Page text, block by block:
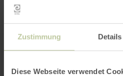
Zustimmung Details
Diese Webseite verwendet